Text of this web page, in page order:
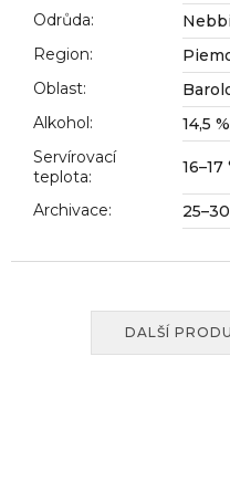
Odrůda:
Region:
Oblast:
Alkohol:
14,5 %
Servírovací
teplota: 16–17
Archivace:
DALŠÍ